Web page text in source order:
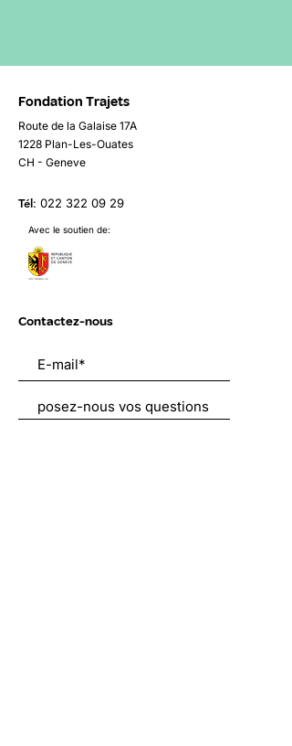
Fondation Trajets
Route de la Galaise 17A
1228 Plan-Les-Ouates
CH - Geneve
Tél: 022 322 09 29
Avec le soutien de:
Contactez-nous